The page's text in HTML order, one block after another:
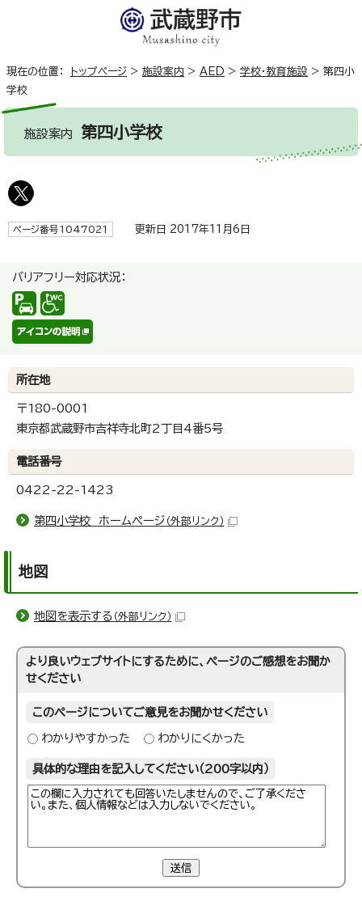
現在の位置： トップページ > 施設案内 > AED > 学校・教育施設 > 第四小
学校
施設案内 第四小学校
ページ番号1047021 更新日 2017年11月6日
バリアフリー対応状況：
所在地
〒180-0001
東京都武蔵野市吉祥寺北町2丁目4番5号
電話番号
0422-22-1423
第四小学校 ホームページ （外部リンク）
地図
地図を表示する （外部リンク）
より良いウェブサイトにするために、ページのご感想をお聞か
せください
このページについてご意見をお聞かせください
わかりやすかった わかりにくかった
具体的な理由を記入してください（200字以内）
送信